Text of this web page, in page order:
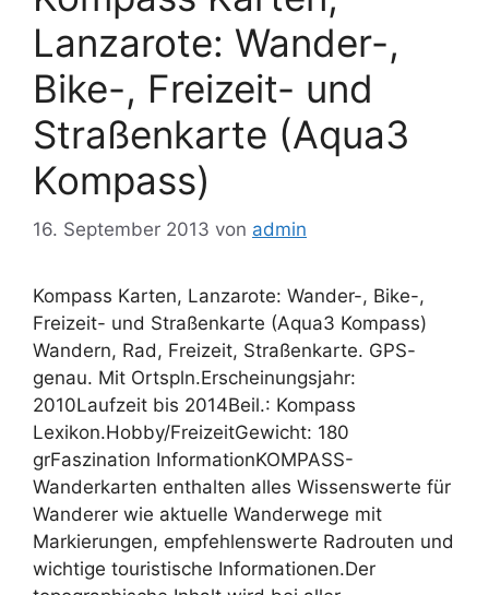
Lanzarote: Wander-,
Bike-, Freizeit- und
Straßenkarte (Aqua3
Kompass)
16. September 2013 von admin
Kompass Karten, Lanzarote: Wander-, Bike-,
Freizeit- und Straßenkarte (Aqua3 Kompass)
Wandern, Rad, Freizeit, Straßenkarte. GPS-
genau. Mit Ortspln.Erscheinungsjahr:
2010Laufzeit bis 2014Beil.: Kompass
Lexikon.Hobby/FreizeitGewicht: 180
grFaszination InformationKOMPASS-
Wanderkarten enthalten alles Wissenswerte für
Wanderer wie aktuelle Wanderwege mit
Markierungen, empfehlenswerte Radrouten und
wichtige touristische Informationen.Der